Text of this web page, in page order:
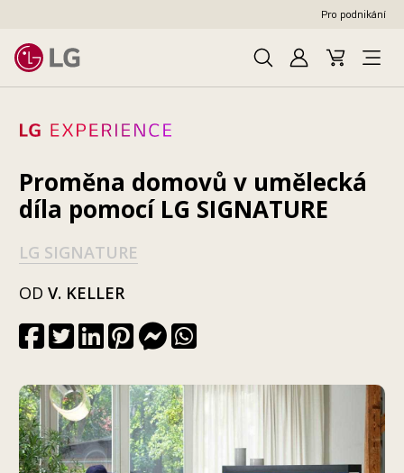
Pro podnikání
HledatPřihlásit se
Váš košík
Proměna domovů v umělecká
díla pomocí LG SIGNATURE
LG SIGNATURE
ODV. KELLER